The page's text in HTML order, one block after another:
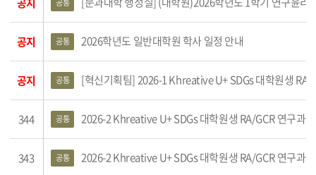
공지 공통
공지 공통 2026학년도 일반대학원 학사 일정 안내
공지 공통 [혁신기획팀] 2026-1 Khreative U+ SDGs 대학원생 RA/GCR
344 공통 2026-2 Khreative U+ SDGs 대학원생 RA/GCR 연구과
343 공통 2026-2 Khreative U+ SDGs 대학원생 RA/GCR 연구과